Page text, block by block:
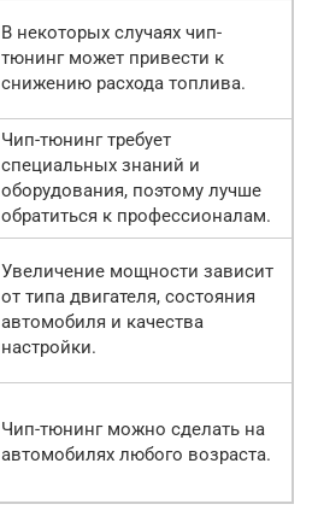
В некоторых случаях чип-
тюнинг может привести к
снижению расхода топлива.
Чип-тюнинг требует
специальных знаний и
оборудования, поэтому лучше
обратиться к профессионалам.
Увеличение мощности зависит
от типа двигателя, состояния
автомобиля и качества
настройки.
Чип-тюнинг можно сделать на
автомобилях любого возраста.